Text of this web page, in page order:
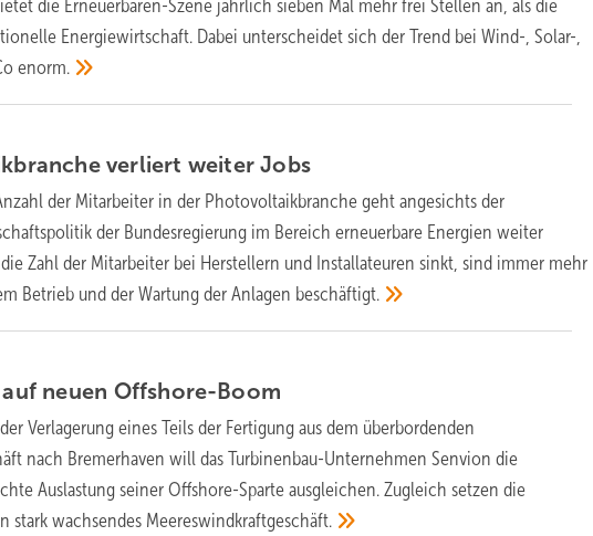
die Erneuerbaren-Szene jährlich sieben Mal mehr frei Stellen an, als die
Energiewirtschaft. Dabei unterscheidet sich der Trend bei Wind-, Solar-,
enorm.
verliert weiterJobs
der Mitarbeiter in der Photovoltaikbranche geht angesichts der
der Bundesregierung im Bereich erneuerbare Energien weiter
Zahl der Mitarbeiter bei Herstellern und Installateuren sinkt, sind immer mehr
Betrieb und der Wartung der Anlagen beschäftigt.
neuen Offshore-Boom
Verlagerung eines Teils der Fertigung aus dem überbordenden
nach Bremerhaven will das Turbinenbau-Unternehmen Senvion die
Auslastung seiner Offshore-Sparte ausgleichen. Zugleich setzen die
stark wachsendes Meereswindkraftgeschäft.